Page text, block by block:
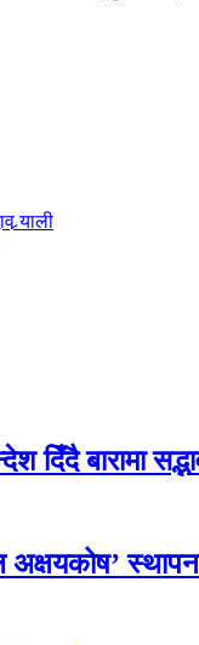
र्‍याली
दिँदै बारामा
स्थापना